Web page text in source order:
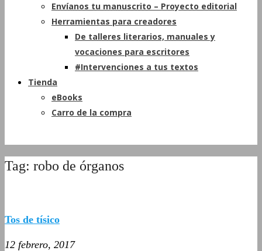
Envíanos tu manuscrito – Proyecto editorial
Herramientas para creadores
De talleres literarios, manuales y
vocaciones para escritores
#Intervenciones a tus textos
Tienda
eBooks
Carro de la compra
Tag: robo de órganos
Tos de tísico
12 febrero, 2017